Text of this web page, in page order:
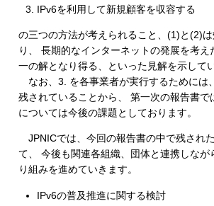
IPv6を利用して新規顧客を収容する
の三つの方法が考えられること、(1)と(2)
り、 長期的なインターネットの発展を考
一の解となり得る、といった見解を示して
なお、3. を各事業者が実行するためには
残されていることから、 第一次の報告書で
については今後の課題としております。
JPNICでは、今回の報告書の中で残され
て、 今後も関連各組織、団体と連携しなが
り組みを進めていきます。
IPv6の普及推進に関する検討